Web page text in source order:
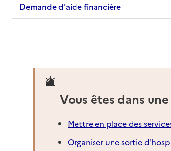
Demande d'aide financière
Vous êtes dans
Mettre en place des
Organiser une sortie